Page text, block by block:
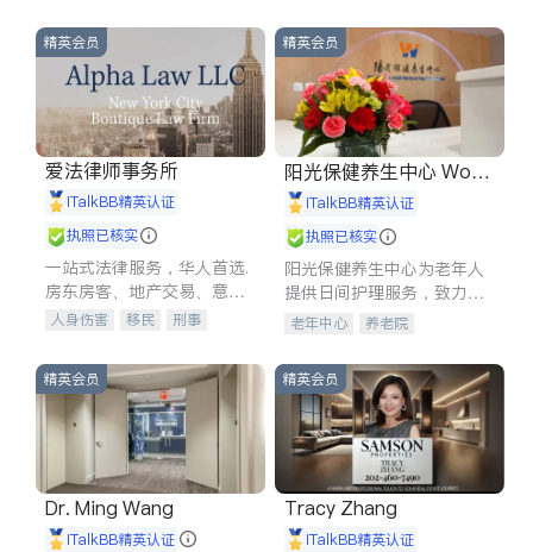
精英会员
爱法律师事务所
iTalkBB精英认证
执照已核实
一站式法律服务，华人首选.
房东房客、地产交易、意外
伤害、车祸重伤、商业诉
建筑合同、刑事案件全包办
人身伤害 移民
刑事
信托/遗嘱
商业
商标注册
索赔
律师-其它
精英会员
阳光保健养生中心 World
shine
iTalkBB精英认证
执照已核实
阳光保健养生中心为老年人
提供日间护理服务，致力于
通过持续的护理创新来有效
老年中心 养老院
精英会员
Dr. Ming Wang
iTalkBB精英认证
精英会员
Tracy Zhang
iTalkBB精英认证